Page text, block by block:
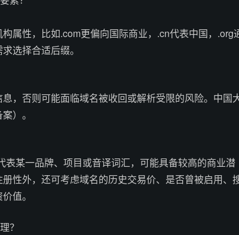
属性，比如.com更偏向国际商业，.cn代表中国，.org
选择合适后缀。
，否则可能面临域名被收回或解析受限的风险。中国
）。
表某一品牌、项目或音译词汇，可能具备较高的商业潜
性外，还可考虑域名的历史交易价、是否曾被启用、
值。
？